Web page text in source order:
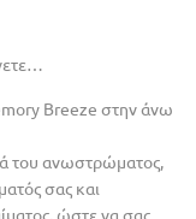
Breeze στην άνω
του ανωστρώματος,
σας και
ώστε να σας